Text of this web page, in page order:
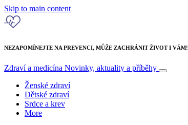
Skip to main content
NEZAPOMÍNEJTE NA PREVENCI, MŮŽE ZACHRÁNIT ŽIVOT I VÁM!
Zdraví a medicína Novinky, aktuality a příběhy
Ženské zdraví
Dětské zdraví
Srdce a krev
More